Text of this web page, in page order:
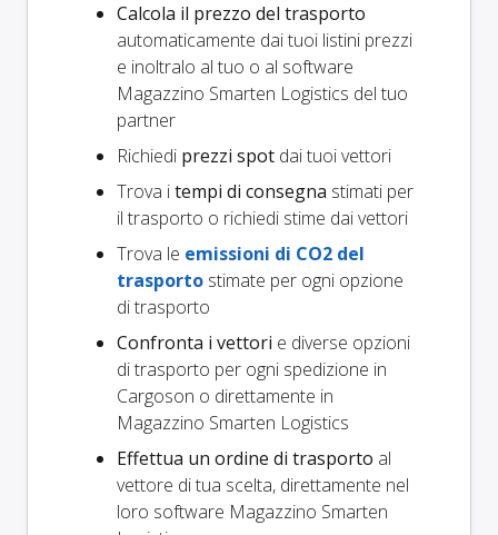
Calcola il prezzo del trasporto
automaticamente dai tuoi listini prezzi
e inoltralo al tuo o al software
Magazzino Smarten Logistics del tuo
partner
Richiedi prezzi spot dai tuoi vettori
Trova itempi di consegna stimati per
il trasporto o richiedi stime dai vettori
Trova le emissioni di CO2 del
trasporto stimate per ogni opzione
di trasporto
Confronta i vettori e diverse opzioni
di trasporto per ogni spedizione in
Cargoson o direttamente in
Magazzino Smarten Logistics
Effettua un ordine di trasporto al
vettore di tua scelta, direttamente nel
loro software Magazzino Smarten